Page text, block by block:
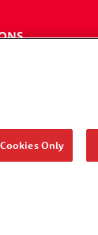
Only